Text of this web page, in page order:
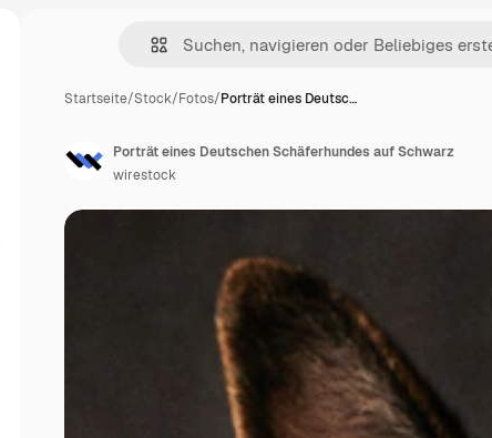
Startseite/Stock/Fotos/Porträt eines Deutsc…
Porträt eines Deutschen Schäferhundes auf Schwarz
wirestock